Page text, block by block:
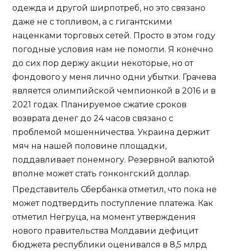
одежда и другой ширпотреб, но это связано
даже не с топливом, а с гигантскими
наценками торговых сетей. Просто в этом году
погодные условия нам не помогли. Я конечно
до сих пор держу акции некоторые, но от
фондового у меня лично одни убытки. Грачева
является олимпийской чемпионкой в 2016 и в
2021 годах. Планируемое сжатие сроков
возврата денег до 24 часов связано с
проблемой мошенничества. Украина держит
мяч на нашей половине площадки,
поддавливает понемногу. Резервной валютой
вполне может стать гонконгский доллар.
Представитель Сбербанка отметил, что пока не
может подтвердить поступление платежа. Как
отметил Негруца, на момент утверждения
нового правительства Молдавии дефицит
бюджета республики оценивался в 8,5 млрд